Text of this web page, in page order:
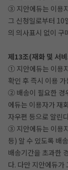
③ 지안에듀는 이용
그 신청일로부터 10
의 의사표시 없이 구
제13조(재화 및 서
① 지안에듀는 이용
확인 후 즉시 이용
② 배송이 필요한 경
에듀는 이용자가 재
자우편 등으로 알린
③ 지안에듀는 이용
등) 알 수 있도록 배
배송기간을 초과한
다. 다만 지안에듀가